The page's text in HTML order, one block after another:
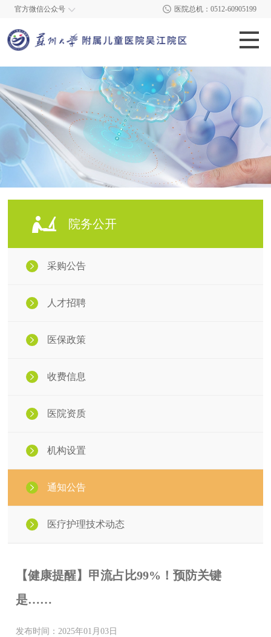
官方微信公众号 医院总机：0512-60905199
院务公开
采购公告
人才招聘
医保政策
收费信息
医院资质
机构设置
通知公告
医疗护理技术动态
【健康提醒】甲流占比99%！预防关键
是……
发布时间：2025年01月03日